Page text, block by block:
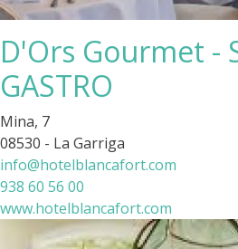
D'Ors Gourmet -
GASTRO
Mina, 7
08530 - La Garriga
info@hotelblancafort.com
938 60 56 00
www.hotelblancafort.com